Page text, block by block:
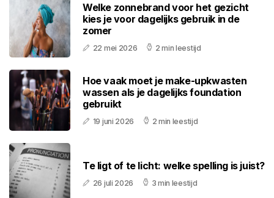
Welke zonnebrand voor het gezicht
kies je voor dagelijks gebruik in de
zomer
22 mei 2026 2 min leestijd
Hoe vaak moet je make-upkwasten
wassen als je dagelijks foundation
gebruikt
19 juni 2026 2 min leestijd
Te ligt of te licht: welke spelling is juist?
26 juli 2026 3 min leestijd